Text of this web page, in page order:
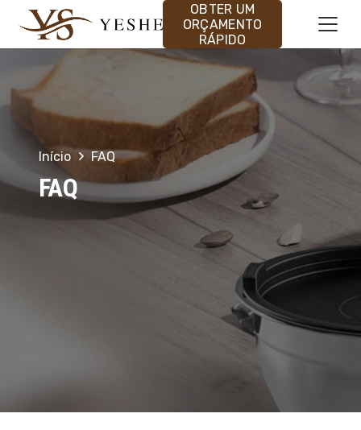
OBTER UM
ORÇAMENTO
RÁPIDO
Início FAQ
FAQ